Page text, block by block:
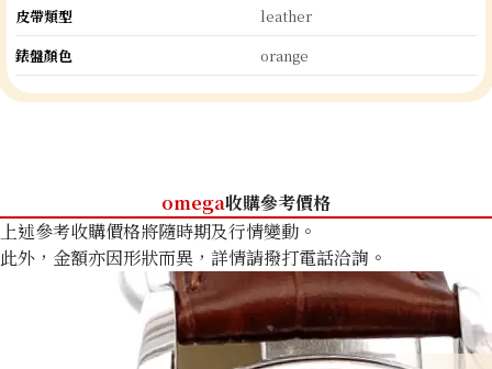
皮帶類型
leather
錶盤顏色
orange
omega收購參考價格
上述參考收購價格將隨時期及行情變動。
此外，金額亦因形狀而異，詳情請撥打電話洽詢。